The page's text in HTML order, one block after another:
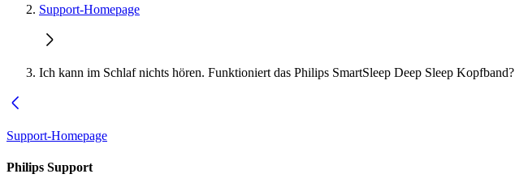
Support-Homepage
Ich kann im Schlaf nichts hören. Funktioniert das Philips SmartSleep Deep Sleep Kopfband?
Support-Homepage
Philips Support